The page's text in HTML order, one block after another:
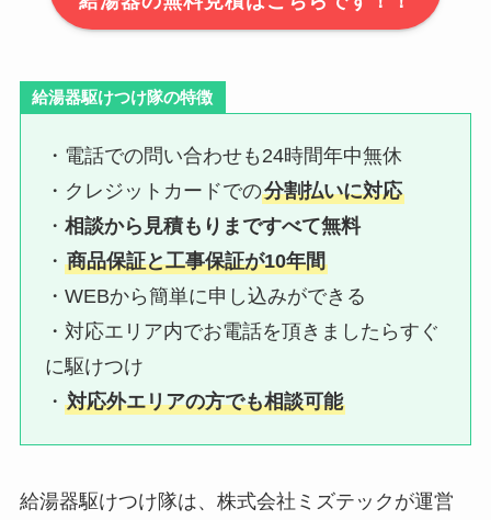
給湯器駆けつけ隊の特徴
・電話での問い合わせも24時間年中無休
・クレジットカードでの分割払いに対応
・相談から見積もりまですべて無料
・商品保証と工事保証が10年間
・WEBから簡単に申し込みができる
・対応エリア内でお電話を頂きましたらすぐ
に駆けつけ
・対応外エリアの方でも相談可能
給湯器駆けつけ隊は、株式会社ミズテックが運営